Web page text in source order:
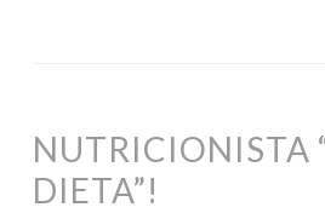
NUTRICIONISTA
DIETA”!